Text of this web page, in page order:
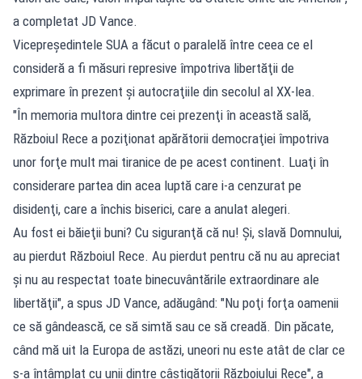
a completat JD Vance.
Vicepreşedintele SUA a făcut o paralelă între ceea ce el
consideră a fi măsuri represive împotriva libertăţii de
exprimare în prezent şi autocraţiile din secolul al XX-lea.
"În memoria multora dintre cei prezenţi în această sală,
Războiul Rece a poziţionat apărătorii democraţiei împotriva
unor forţe mult mai tiranice de pe acest continent. Luaţi în
considerare partea din acea luptă care i-a cenzurat pe
disidenţi, care a închis biserici, care a anulat alegeri.
Au fost ei băieţii buni? Cu siguranţă că nu! Şi, slavă Domnului,
au pierdut Războiul Rece. Au pierdut pentru că nu au apreciat
şi nu au respectat toate binecuvântările extraordinare ale
libertăţii", a spus JD Vance, adăugând: "Nu poţi forţa oamenii
ce să gândească, ce să simtă sau ce să creadă. Din păcate,
când mă uit la Europa de astăzi, uneori nu este atât de clar ce
s-a întâmplat cu unii dintre câştigătorii Războiului Rece", a